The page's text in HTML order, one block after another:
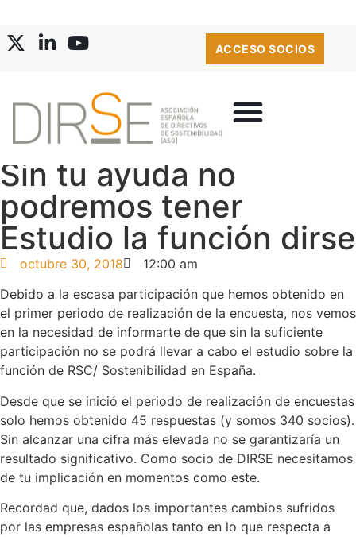
ACCESO SOCIOS
Sin tu ayuda no
podremos tener
Estudio la función dirse
octubre 30, 2018
12:00 am
Debido a la escasa participación que hemos obtenido en
el primer periodo de realización de la encuesta, nos vemos
en la necesidad de informarte de que sin la suficiente
participación no se podrá llevar a cabo el estudio sobre la
función de RSC/ Sostenibilidad en España.
Desde que se inició el periodo de realización de encuestas
solo hemos obtenido 45 respuestas (y somos 340 socios).
Sin alcanzar una cifra más elevada no se garantizaría un
resultado significativo. Como socio de DIRSE necesitamos
de tu implicación en momentos como este.
Recordad que, dados los importantes cambios sufridos
por las empresas españolas tanto en lo que respecta a